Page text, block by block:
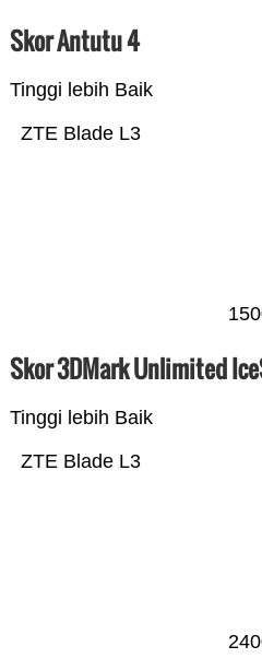
Skor Antutu 4
Tinggi lebih Baik
ZTE Blade L3
Skor 3DMark Unlimited
Tinggi lebih Baik
ZTE Blade L3